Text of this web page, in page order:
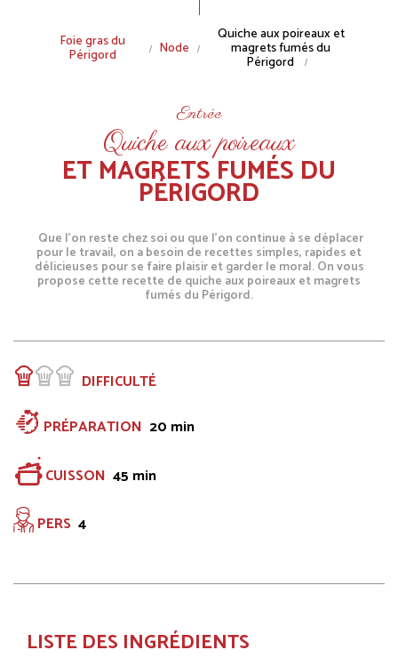
Breadcrumb
Foie gras du
Périgord Node
Quiche aux poireaux et
magrets fumés du
Périgord
Entrée
Quiche aux poireaux
ET MAGRETS FUMÉS DU
PÉRIGORD
Que l’on reste chez soi ou que l’on continue à se déplacer
pour le travail, on a besoin de recettes simples, rapides et
délicieuses pour se faire plaisir et garder le moral. On vous
propose cette recette de quiche aux poireaux et magrets
fumés du Périgord.
DIFFICULTÉ
PRÉPARATION 20 min
CUISSON 45 min
PERS 4
LISTE DES INGRÉDIENTS